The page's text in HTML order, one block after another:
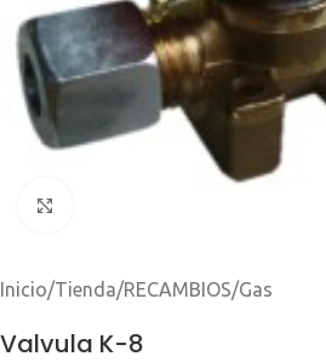
Inicio/Tienda/RECAMBIOS/Gas
Valvula K-8